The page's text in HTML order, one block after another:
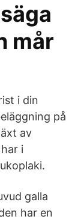
mår
i din
på
av
i
galla
har en